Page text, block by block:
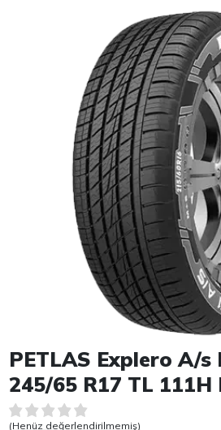
Item 1 of 1
PETLAS Explero A/s
245/65 R17 TL 111H
(Henüz değerlendirilmemiş)